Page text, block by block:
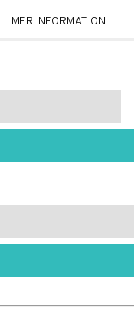
MER INFORMATION